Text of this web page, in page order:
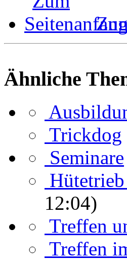
Ähnliche
Trickdog
Seminare
12:04)
Treffen
Treffen